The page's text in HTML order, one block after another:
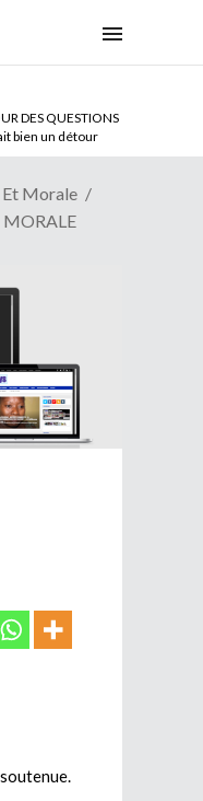
DES QUESTIONS
bien un détour
Et Morale